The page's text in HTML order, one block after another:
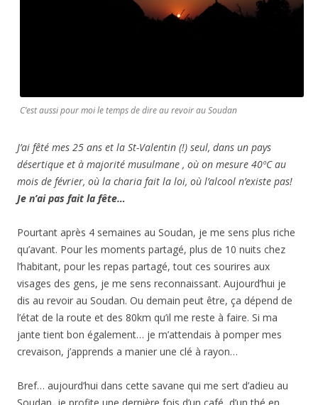
C’est aussi pour moi le temps de dire au revoir au Soudan
J’ai fêté mes 25 ans et la St-Valentin (!) seul, dans un pays
désertique et à majorité musulmane , où on mesure 40ºC au
mois de février, où la charia fait la loi, où l’alcool n’existe pas!
Je n’ai pas fait la fête…
Pourtant après 4 semaines au Soudan, je me sens plus riche
qu’avant. Pour les moments partagé, plus de 10 nuits chez
l’habitant, pour les repas partagé, tout ces sourires aux
visages des gens, je me sens reconnaissant. Aujourd’hui je
dis au revoir au Soudan. Ou demain peut être, ça dépend de
l’état de la route et des 80km qu’il me reste à faire. Si ma
jante tient bon également… je m’attendais à pomper mes
crevaison, j’apprends a manier une clé à rayon…
Bref… aujourd’hui dans cette savane qui me sert d’adieu au